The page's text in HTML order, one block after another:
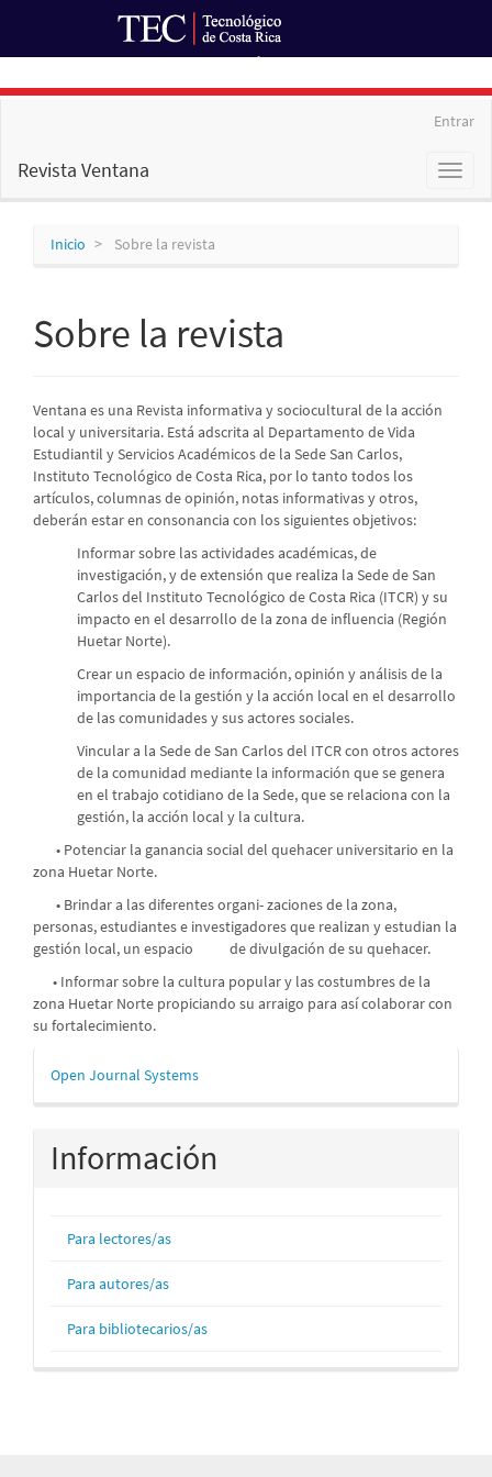
principal
Entrar
Toggle
Revista Ventana
Inicio Sobre la revista
Sobre la revista
Ventana es una Revista informativa y sociocultural de la acción
local y universitaria. Está adscrita al Departamento de Vida
Estudiantil y Servicios Académicos de la Sede San Carlos,
Instituto Tecnológico de Costa Rica, por lo tanto todos los
artículos, columnas de opinión, notas informativas y otros,
deberán estar en consonancia con los siguientes objetivos:
Informar sobre las actividades académicas, de
investigación, y de extensión que realiza la Sede de San
Carlos del Instituto Tecnológico de Costa Rica (ITCR) y su
impacto en el desarrollo de la zona de influencia (Región
Huetar Norte).
Crear un espacio de información, opinión y análisis de la
importancia de la gestión y la acción local en el desarrollo
de las comunidades y sus actores sociales.
Vincular a la Sede de San Carlos del ITCR con otros actores
de la comunidad mediante la información que se genera
en el trabajo cotidiano de la Sede, que se relaciona con la
gestión, la acción local y la cultura.
• Potenciar la ganancia social del quehacer universitario en la
zona Huetar Norte.
• Brindar a las diferentes organi- zaciones de la zona,
personas, estudiantes e investigadores que realizan y estudian la
gestión local, un espacio de divulgación de su quehacer.
• Informar sobre la cultura popular y las costumbres de la
zona Huetar Norte propiciando su arraigo para así colaborar con
su fortalecimiento.
Desarrollado
por
Open Journal Systems
Información
Para lectores/as
Para autores/as
Para bibliotecarios/as